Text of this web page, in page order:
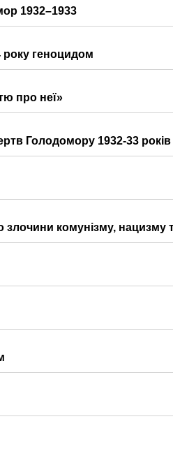
1932–1933
року геноцидом
про неї»
Голодомору 1932-33 років
комунізму, нацизму